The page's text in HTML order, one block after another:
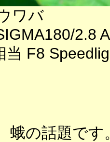
ワバ
2.8
当 F8
蛾の話題です